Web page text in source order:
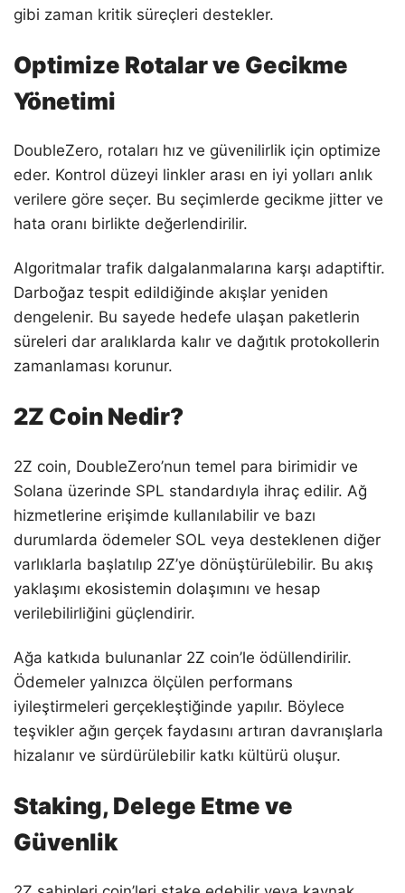
gibi zaman kritik süreçleri destekler.
Optimize Rotalar ve Gecikme
Yönetimi
DoubleZero, rotaları hız ve güvenilirlik için optimize
eder. Kontrol düzeyi linkler arası en iyi yolları anlık
verilere göre seçer. Bu seçimlerde gecikme jitter ve
hata oranı birlikte değerlendirilir.
Algoritmalar trafik dalgalanmalarına karşı adaptiftir.
Darboğaz tespit edildiğinde akışlar yeniden
dengelenir. Bu sayede hedefe ulaşan paketlerin
süreleri dar aralıklarda kalır ve dağıtık protokollerin
zamanlaması korunur.
2Z Coin Nedir?
2Z coin, DoubleZero’nun temel para birimidir ve
Solana üzerinde SPL standardıyla ihraç edilir. Ağ
hizmetlerine erişimde kullanılabilir ve bazı
durumlarda ödemeler SOL veya desteklenen diğer
varlıklarla başlatılıp 2Z’ye dönüştürülebilir. Bu akış
yaklaşımı ekosistemin dolaşımını ve hesap
verilebilirliğini güçlendirir.
Ağa katkıda bulunanlar 2Z coin’le ödüllendirilir.
Ödemeler yalnızca ölçülen performans
iyileştirmeleri gerçekleştiğinde yapılır. Böylece
teşvikler ağın gerçek faydasını artıran davranışlarla
hizalanır ve sürdürülebilir katkı kültürü oluşur.
Staking, Delege Etme ve
Güvenlik